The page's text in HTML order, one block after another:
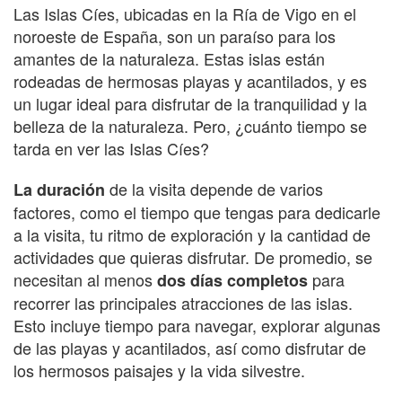
Las Islas Cíes, ubicadas en la Ría de Vigo en el
noroeste de España, son un paraíso para los
amantes de la naturaleza. Estas islas están
rodeadas de hermosas playas y acantilados, y es
un lugar ideal para disfrutar de la tranquilidad y la
belleza de la naturaleza. Pero, ¿cuánto tiempo se
tarda en ver las Islas Cíes?
La duración de la visita depende de varios
factores, como el tiempo que tengas para dedicarle
a la visita, tu ritmo de exploración y la cantidad de
actividades que quieras disfrutar. De promedio, se
necesitan al menosdos días completos para
recorrer las principales atracciones de las islas.
Esto incluye tiempo para navegar, explorar algunas
de las playas y acantilados, así como disfrutar de
los hermosos paisajes y la vida silvestre.